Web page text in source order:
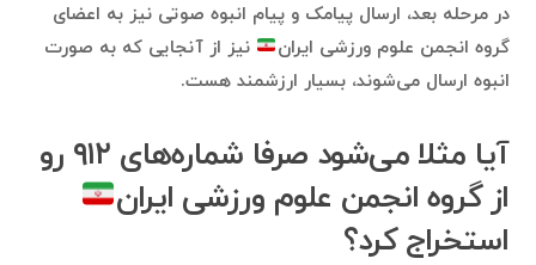
در مرحله بعد، ارسال پیامک و پیام انبوه صوتی نیز به اعضای
گروه انجمن علوم ورزشی ایران
نیز از آنجایی که به صورت
انبوه ارسال می‌شوند، بسیار ارزشمند هست.
آیا مثلا می‌شود صرفا شماره‌های ۹۱۲ رو
از گروه انجمن علوم ورزشی ایران
استخراج کرد؟